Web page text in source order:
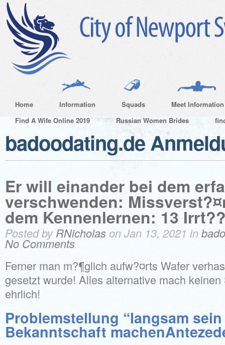
Home Information Squads
Meet Information
Find A Wife Online 2019
Russian Women Brides
badoodating.de
Er will einander bei dem
verschwenden:
dem Kennenlernen: 13
Posted byRNicholason Jan 13, 2021 in
No Comments
Ferner man m?¶glich aufw?¤rts Wafer
gesetzt wurde! Alles alternative mach
ehrlich!
Problemstellung “langsam
Bekanntschaft